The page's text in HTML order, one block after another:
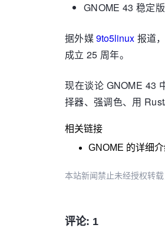
GNOME 43 稳定
据外媒9to5linux 报道
成立 25 周年。
现在谈论 GNOME 43
择器、强调色、用
相关链接
GNOME 的详细介
本站新闻禁止未经授权转
评论: 1